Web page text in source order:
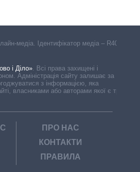
медіа. Ідентифікатор медіа – R40-
і Діло» Всі права захищені і
Адміністрація сайту залишає за
з інформацією, яка
власниками або авторами якої є треті
ПРО НАС
КОНТАКТИ
ПРАВИЛА